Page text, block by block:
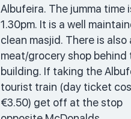
Albufeira. The jumma time
1.30pm. It is a well
clean masjid. There is also
meat/grocery shop behind
building. If taking the
tourist train (day ticket
€3.50) get off at the stop